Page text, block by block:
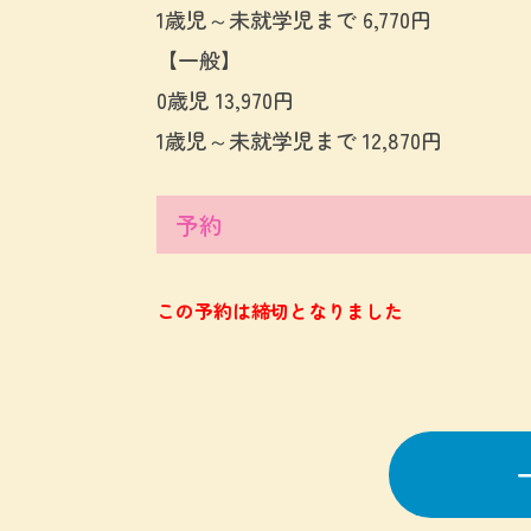
1歳児～未就学児まで 6,770円
【一般】
0歳児 13,970円
1歳児～未就学児まで 12,870円
予約
この予約は締切となりました